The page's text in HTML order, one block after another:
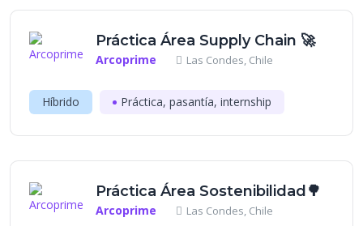
Práctica Área Supply Chain 🚀
Arcoprime Las Condes, Chile
Híbrido Práctica, pasantía, internship
Práctica Área Sostenibilidad🌳
Arcoprime Las Condes, Chile